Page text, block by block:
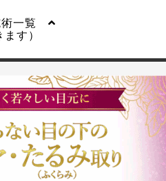
術一覧
す）